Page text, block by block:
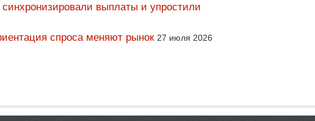
выплаты и упростили
спроса меняют рынок 27 июля 2026